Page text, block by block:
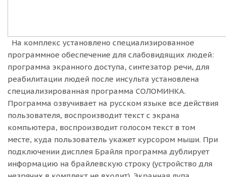
На комплекс установлено специализированное
программное обеспечение для слабовидящих людей:
программа экранного доступа, синтезатор речи, для
реабилитации людей после инсульта установлена
специализированная программа СОЛОМИНКА.
Программа озвучивает на русском языке все действия
пользователя, воспроизводит текст с экрана
компьютера, воспроизводит голосом текст в том
месте, куда пользователь укажет курсором мыши. При
подключении дисплея Брайля программа дублирует
информацию на брайлевскую строку (устройство для